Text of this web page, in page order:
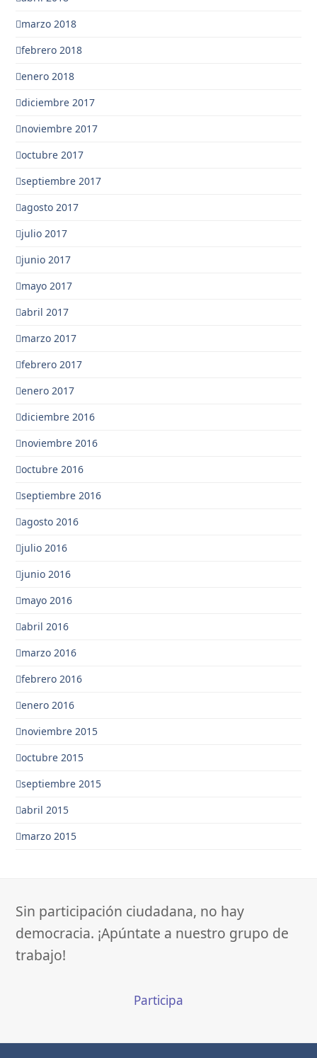
marzo 2018
febrero 2018
enero 2018
diciembre 2017
noviembre 2017
octubre 2017
septiembre 2017
agosto 2017
julio 2017
junio 2017
mayo 2017
abril 2017
marzo 2017
febrero 2017
enero 2017
diciembre 2016
noviembre 2016
octubre 2016
septiembre 2016
agosto 2016
julio 2016
junio 2016
mayo 2016
abril 2016
marzo 2016
febrero 2016
enero 2016
noviembre 2015
octubre 2015
septiembre 2015
abril 2015
marzo 2015
Sin participación ciudadana, no hay
democracia. ¡Apúntate a nuestro grupo de
trabajo!
Participa